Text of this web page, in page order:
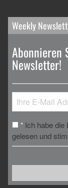
Weekly
Abonnieren
Newsletter!
* Ich habe die
gelesen und